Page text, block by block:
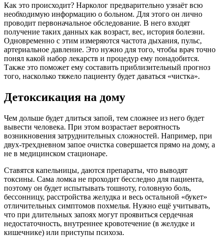
Как это происходит? Нарколог предварительно узнаёт всю
необходимую информацию о больном. Для этого он лично
проводит первоначальное обследование. В него входят
получение таких данных как возраст, вес, история болезни.
Одновременно с этим измеряются частота дыхания, пульс,
артериальное давление. Это нужно для того, чтобы врач точно
понял какой набор лекарств и процедур ему понадобится.
Также это поможет ему составить приблизительный прогноз
того, насколько тяжело пациенту будет даваться «чистка».
Детоксикация на дому
Чем дольше будет длиться запой, тем сложнее из него будет
вывести человека. При этом возрастает вероятность
возникновения затруднительных сложностей. Например, при
двух-трехдневном запое очистка совершается прямо на дому, а
не в медицинском стационаре.
Ставятся капельницы, даются препараты, что выводят
токсины. Сама ломка не проходит бесследно для пациента,
поэтому он будет испытывать тошноту, головную боль,
бессонницу, расстройства желудка и весь остальной «букет»
отличительных симптомов похмелья. Нужно ещё учитывать,
что при длительных запоях могут проявиться сердечная
недостаточность, внутреннее кровотечение (в желудке и
кишечнике) или приступы психоза.